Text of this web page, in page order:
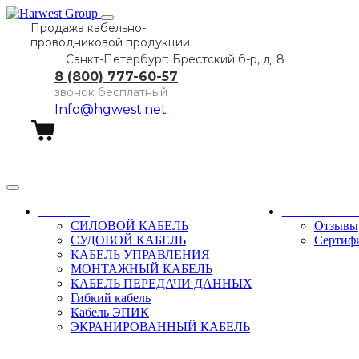
Продажа кабельно-
проводниковой продукции
Санкт-Петербург: Брестский б-р, д. 8
8 (800) 777-60-57
звонок бесплатный
Info@hgwest.net
СИЛОВОЙ КАБЕЛЬ
СУДОВОЙ КАБЕЛЬ
КАБЕЛЬ УПРАВЛЕНИЯ
МОНТАЖНЫЙ КАБЕЛЬ
КАБЕЛЬ ПЕРЕДАЧИ ДАННЫХ
Гибкий кабель
Кабель ЭПИК
ЭКРАНИРОВАННЫЙ КАБЕЛЬ
Отзывы